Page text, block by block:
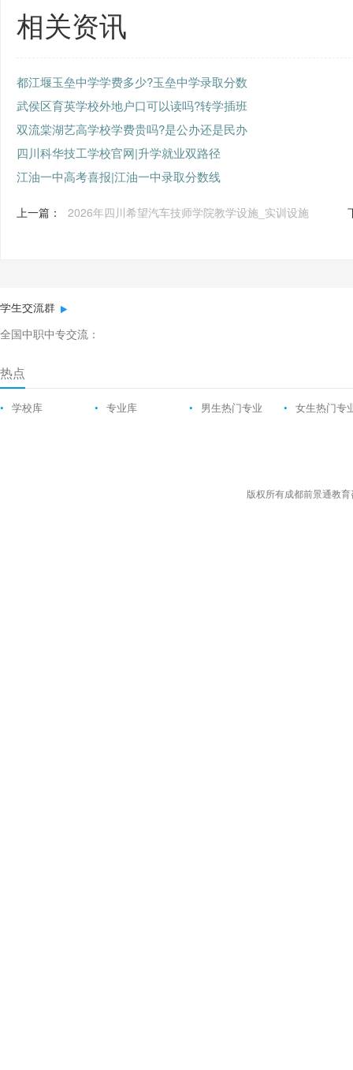
相关资讯
都江堰玉垒中学学费多少?玉垒中学录取分数
武侯区育英学校外地户口可以读吗?转学插班
双流棠湖艺高学校学费贵吗?是公办还是民办
四川科华技工学校官网|升学就业双路径
江油一中高考喜报|江油一中录取分数线
上一篇： 2026年四川希望汽车技师学院教学设施_实训设施
学生交流群
全国中职中专交流：
热点
• 学校库 • 专业库 • 男生热门专业 • 女生热门专
版权所有成都前景通教